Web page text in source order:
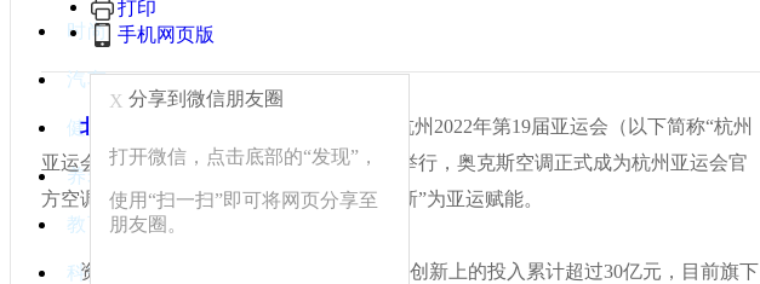
时尚
汽车
健康
养老
教育
科技
打印
手机网页版
X 分享到微信朋友圈
打开微信，点击底部的“发现”，
使用“扫一扫”即可将网页分享至
朋友圈。
北京商报
（记者 石飞月）2月7日，杭州2022年第19届亚运会（以下简称“杭州
亚运会”）官方独家供应商签约仪式在杭州举行，奥克斯空调正式成为杭州亚运会官
方空调独家供应商，将以“智造、品质、创新”为亚运赋能。
资料显示，奥克斯空调近三年来在品质创新上的投入累计超过30亿元，目前旗下